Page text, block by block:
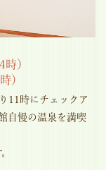
）
）
11時にチェックア
自慢の温泉を満喫